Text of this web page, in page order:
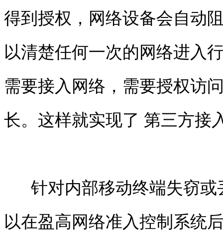
得到授权，网络设备会自动
以清楚任何一次的网络进入
需要接入网络，需要授权访
长。这样就实现了 第三方接
针对内部移动终端失窃或
以在盈高网络准入控制 系统